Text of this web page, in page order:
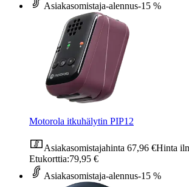
Asiakasomistaja-alennus-15 %
Motorola itkuhälytin PIP12
Asiakasomistajahinta 67,96 €Hinta
Etukorttia:79,95 €
Asiakasomistaja-alennus-15 %